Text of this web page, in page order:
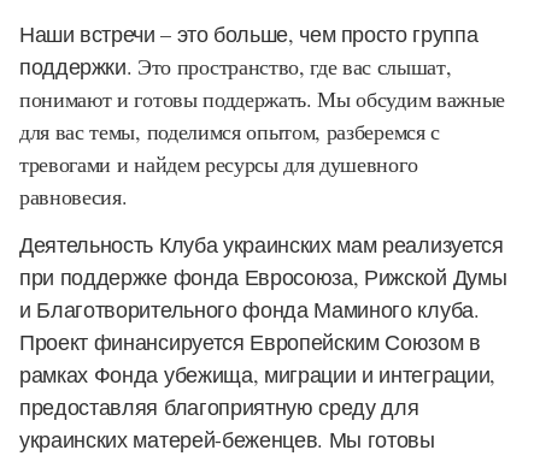
Наши встречи – это больше, чем просто группа
поддержки. Это пространство, где вас слышат,
понимают и готовы поддержать. Мы обсудим важные
для вас темы, поделимся опытом, разберемся с
тревогами и найдем ресурсы для душевного
равновесия.
Деятельность Клуба украинских мам реализуется
при поддержке фонда Евросоюза, Рижской Думы
и Благотворительного фонда Маминого клуба.
Проект финансируется Европейским Союзом в
рамках Фонда убежища, миграции и интеграции,
предоставляя благоприятную среду для
украинских матерей-беженцев. Мы готовы